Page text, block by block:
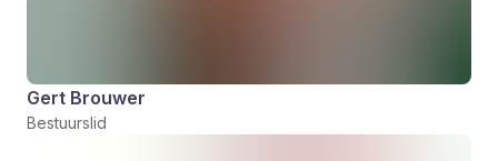
Gert Brouwer
Bestuurslid